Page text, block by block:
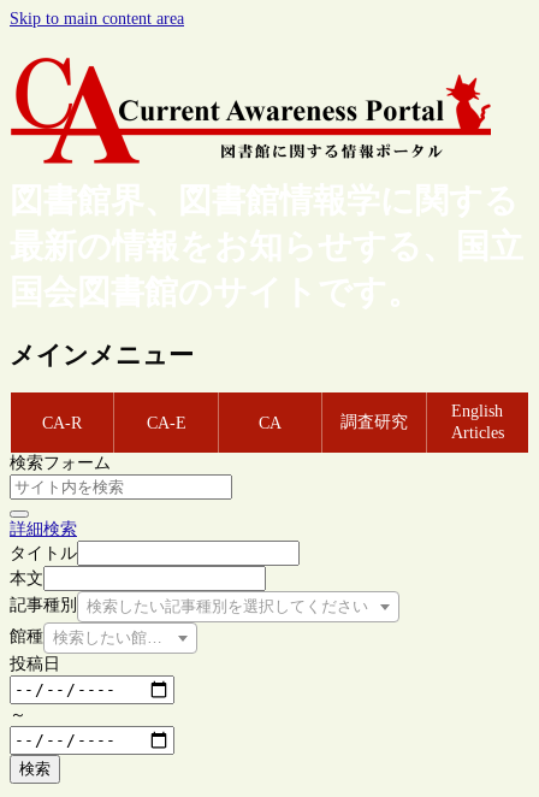
Skip to main content area
図書館界、図書館情報学に関する
最新の情報をお知らせする、国立
国会図書館のサイトです。
メインメニュー
CA-R CA-E CA 調査研究
English
Articles
検索フォーム
詳細検索
タイトル
本文
記事種別
検索したい記事種別を選択してください
館種 検索したい館種を選択してください
投稿日
～
検索